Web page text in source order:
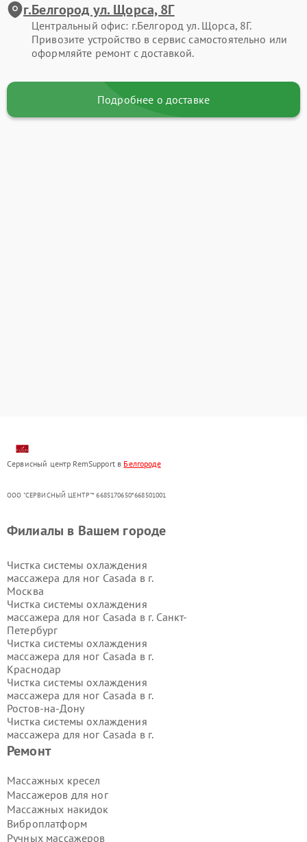
г.Белгород ул. Щорса, 8Г
Центральный офис: г.Белгород ул. Щорса, 8Г.
Привозите устройство в сервис самостоятельно или
оформляйте ремонт с доставкой.
Подробнее о доставке
Сервисный центр RemSupport в Белгороде
ООО "СЕРВИСНЫЙ ЦЕНТР"* 6685170650*668501001
Ремонт
Массажных кресел
Массажеров для ног
Массажных накидок
Виброплатформ
Ручных массажеров
Филиалы в Вашем городе
Чистка системы охлаждения
массажера для ног Casada в г.
Москва
Чистка системы охлаждения
массажера для ног Casada в г. Санкт-
Петербург
Чистка системы охлаждения
массажера для ног Casada в г.
Краснодар
Чистка системы охлаждения
массажера для ног Casada в г.
Ростов-на-Дону
Чистка системы охлаждения
массажера для ног Casada в г.
Нижний Новгород
массажера для ног Casada в г.
Новосибирск
Чистка системы охлаждения
массажера для ног Casada в г.
Екатеринбург
Чистка системы охлаждения